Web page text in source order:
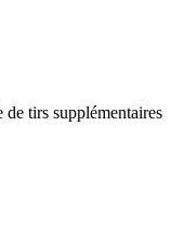
de tirs supplémentaires